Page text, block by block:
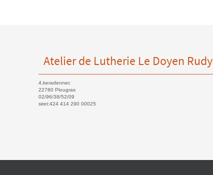
Atelier de Lutherie Le Doyen Rudy
4,keradennec
22780 Plougras
02/96/38/52/09
siret:424 414 290 00025